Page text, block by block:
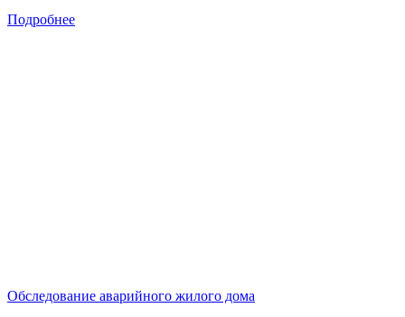
Подробнее
Обследование аварийного жилого дома